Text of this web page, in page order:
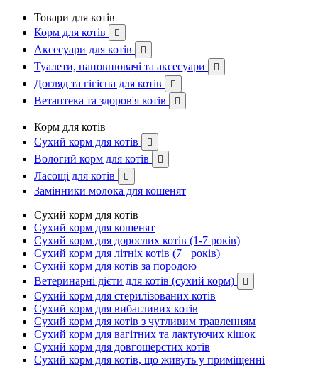
Товари для котів
Корм для котів

Аксесуари для котів 
Туалети, наповнювачі та аксесуари 
Догляд та гігієна для котів 
Ветаптека та здоров'я котів 
Корм для котів
Сухий корм для котів

Вологий корм для котів 
Ласощі для котів 
Замінники молока для кошенят
Сухий корм для котів
Сухий корм для кошенят
Сухий корм для дорослих котів (1-7 років)
Сухий корм для літніх котів (7+ років)
Сухий корм для котів за породою
Ветеринарні дієти для котів (сухий корм)

Сухий корм для стерилізованих котів
Сухий корм для вибагливих котів
Сухий корм для котів з чутливим травленням
Сухий корм для вагітних та лактуючих кішок
Сухий корм для довгошерстих котів
Сухий корм для котів, що живуть у приміщенні